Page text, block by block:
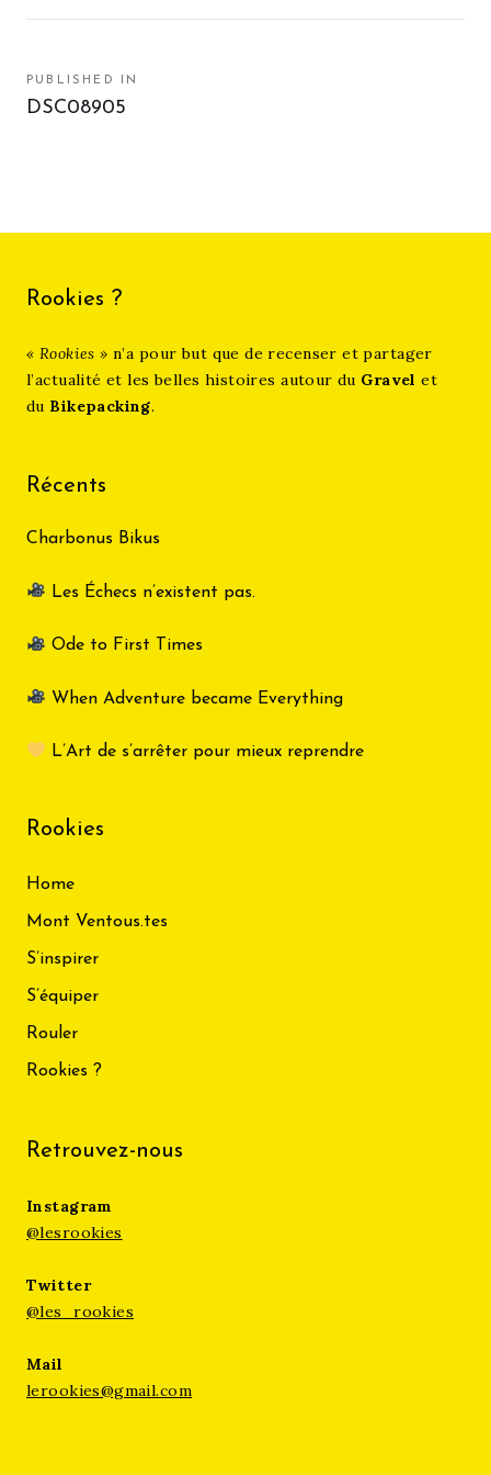
Navigation
de
PUBLISHED IN
DSC08905
Rookies ?
« Rookies »n’a pour but que de recenser et partager
l’actualité et les belles histoires autour du Gravel et
du Bikepacking.
Récents
Charbonus Bikus
Les Échecs n’existent pas.
Ode to First Times
When Adventure became Everything
L’Art de s’arrêter pour mieux reprendre
Rookies
Home
Mont Ventous.tes
S’inspirer
S’équiper
Rouler
Rookies ?
Retrouvez-nous
Instagram
@lesrookies
Twitter
@les_rookies
Mail
lerookies@gmail.com